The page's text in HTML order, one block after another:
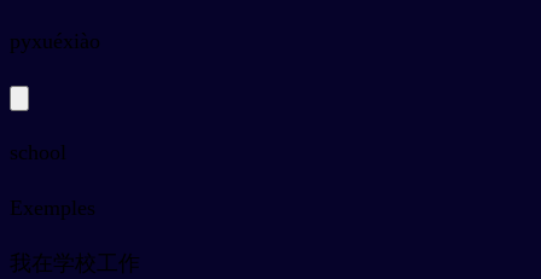
pyxuéxiào
school
Exemples
我在学校工作